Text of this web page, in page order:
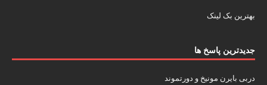
بهترین بک لینک
جدیدترین پاسخ ها
دربی بایرن مونیخ و دورتموند